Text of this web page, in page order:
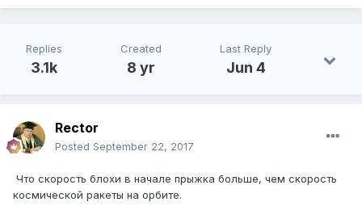
Replies
3.1k
Created
8 yr
Last Reply
Jun 4
Rector
Posted September 22, 2017
Что скорость блохи в начале прыжка больше, чем скорость
космической ракеты на орбите.